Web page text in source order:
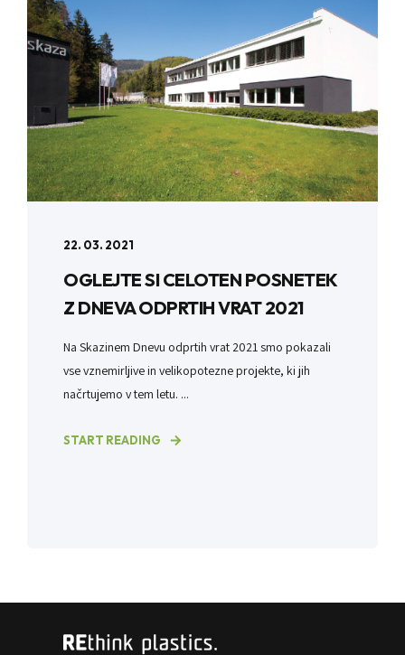
22. 03. 2021
OGLEJTE SI CELOTEN POSNETEK
Z DNEVA ODPRTIH VRAT 2021
Na Skazinem Dnevu odprtih vrat 2021 smo pokazali
vse vznemirljive in velikopotezne projekte, ki jih
načrtujemo v tem letu. ...
START READING